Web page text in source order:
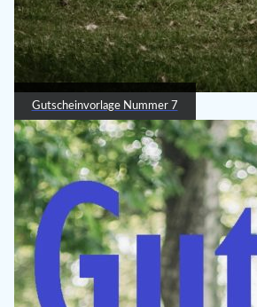
Gutscheinvorlage Nummer 7